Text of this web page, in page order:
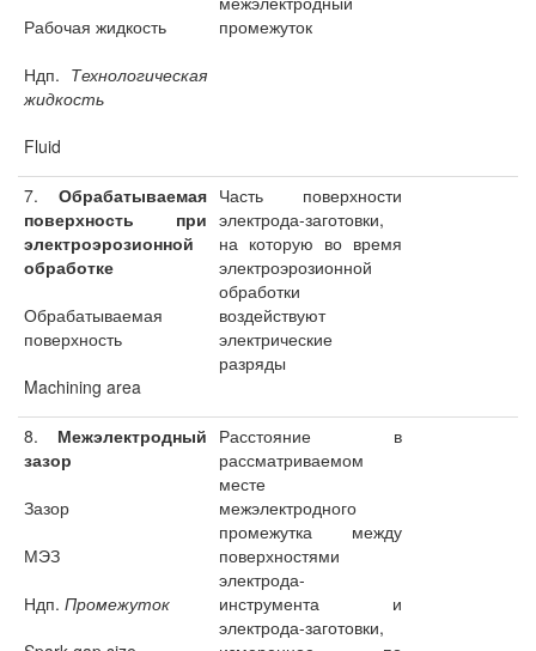
Рабочая жидкость
Ндп. Технологическая
жидкость
Fluid
промежуток
7. Обрабатываемая
поверхность при
электроэрозионной
обработке
Обрабатываемая
поверхность
Machining area
Часть поверхности
электрода-заготовки,
на которую во время
электроэрозионной
обработки
воздействуют
электрические
разряды
8. Межэлектродный
зазор
Зазор
МЭЗ
Ндп. Промежуток
Расстояние в
рассматриваемом
месте
межэлектродного
промежутка между
поверхностями
электрода-
инструмента и
электрода-заготовки,